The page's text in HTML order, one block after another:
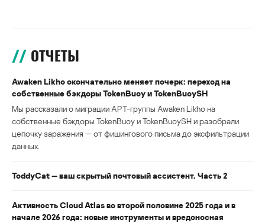
ОТЧЕТЫ
Awaken Likho окончательно меняет почерк: переход на
собственные бэкдоры TokenBuoy и TokenBuoySH
Мы рассказали о миграции APT-группы Awaken Likho на
собственные бэкдоры TokenBuoy и TokenBuoySH и разобрали
цепочку заражения — от фишингового письма до эксфильтрации
данных.
ToddyCat — ваш скрытый почтовый ассистент. Часть 2
Активность Cloud Atlas во второй половине 2025 года и в
начале 2026 года: новые инструменты и вредоносная